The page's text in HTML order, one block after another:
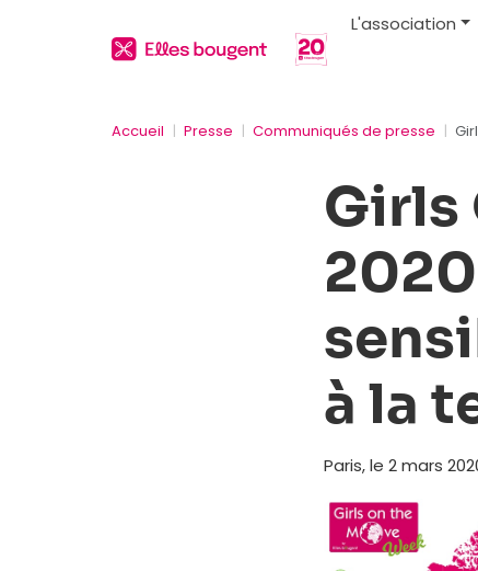
L'association
Accueil Presse Communiqués de presse
Girls
à la
Paris, le 2 mars